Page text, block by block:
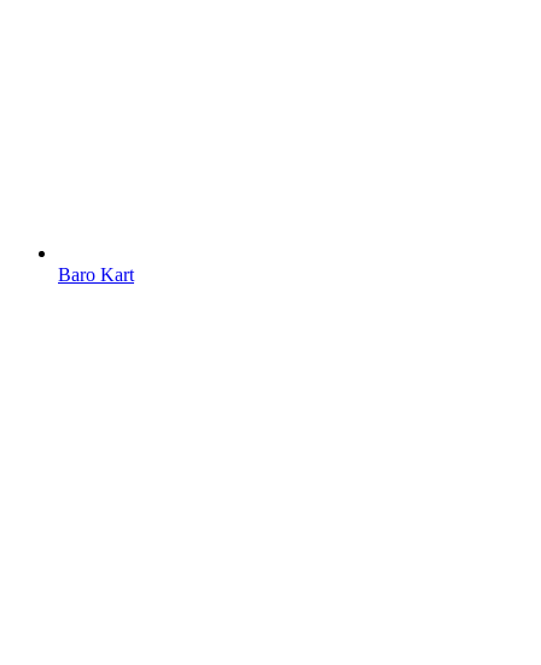
Baro Kart